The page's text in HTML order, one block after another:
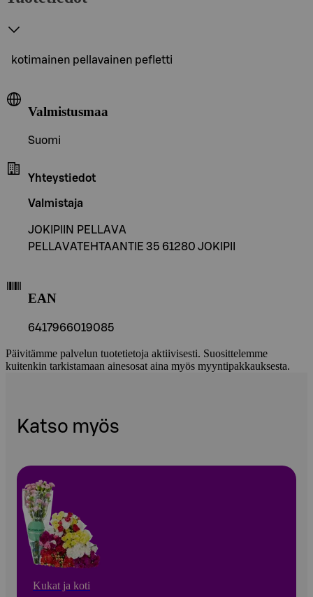
kotimainen pellavainen pefletti
Valmistusmaa
Suomi
Yhteystiedot
Valmistaja
JOKIPIIN PELLAVA
PELLAVATEHTAANTIE 35 61280 JOKIPII
EAN
6417966019085
Päivitämme palvelun tuotetietoja aktiivisesti. Suosittelemme
kuitenkin tarkistamaan ainesosat aina myös myyntipakkauksesta.
Katso myös
Kukat ja koti